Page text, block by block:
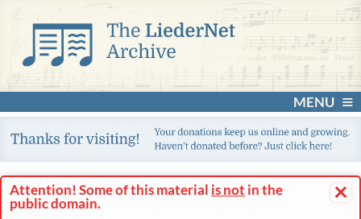
MENU
×
Attention! Some of this material is not in the
public domain.